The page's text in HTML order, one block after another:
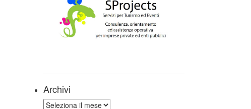
Archivi
Archivi